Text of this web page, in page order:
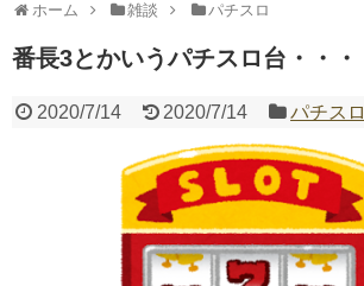
いヤバいか教えて？...
Powered by livedoor 相互RSS
ホーム 雑談 パチスロ
番長3とかいうパチスロ台・・・
2020/7/14 2020/7/14 パチスロ